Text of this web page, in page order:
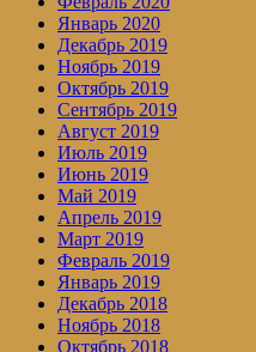
Январь 2020
Декабрь 2019
Ноябрь 2019
Октябрь 2019
Сентябрь 2019
Август 2019
Июль 2019
Июнь 2019
Май 2019
Апрель 2019
Март 2019
Февраль 2019
Январь 2019
Декабрь 2018
Ноябрь 2018
Октябрь 2018